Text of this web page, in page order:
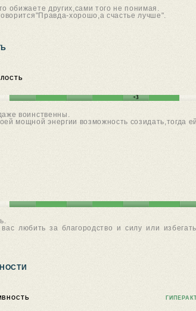
обижаете других,сами того не понимая.
хорошо,а счастье лучше".
+3
воинственны.
мощной энергии возможность созидать,тогда
любить за благородство и силу или